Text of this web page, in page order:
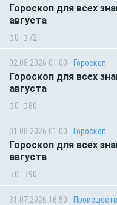
Гороскоп для всех
августа
0 72
02.08.2026 01:00 Гороскоп
Гороскоп для всех
августа
0 80
01.08.2026 01:00 Гороскоп
Гороскоп для всех
августа
0 90
31.07.2026 16:50